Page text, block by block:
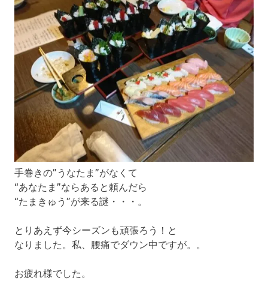
手巻きの”うなたま”がなくて
“あなたま”ならあると頼んだら
“たまきゅう”が来る謎・・・。
とりあえず今シーズンも頑張ろう！と
なりました。私、腰痛でダウン中ですが。。
お疲れ様でした。